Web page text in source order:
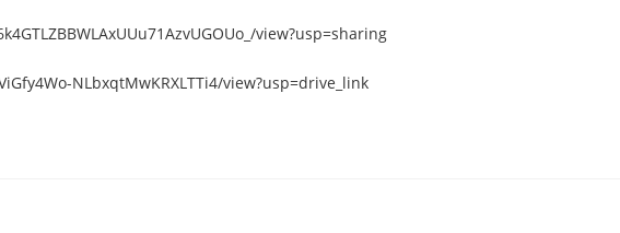
view?usp=sharing
NLbxqtMwKRXLTTi4/view?usp=drive_link